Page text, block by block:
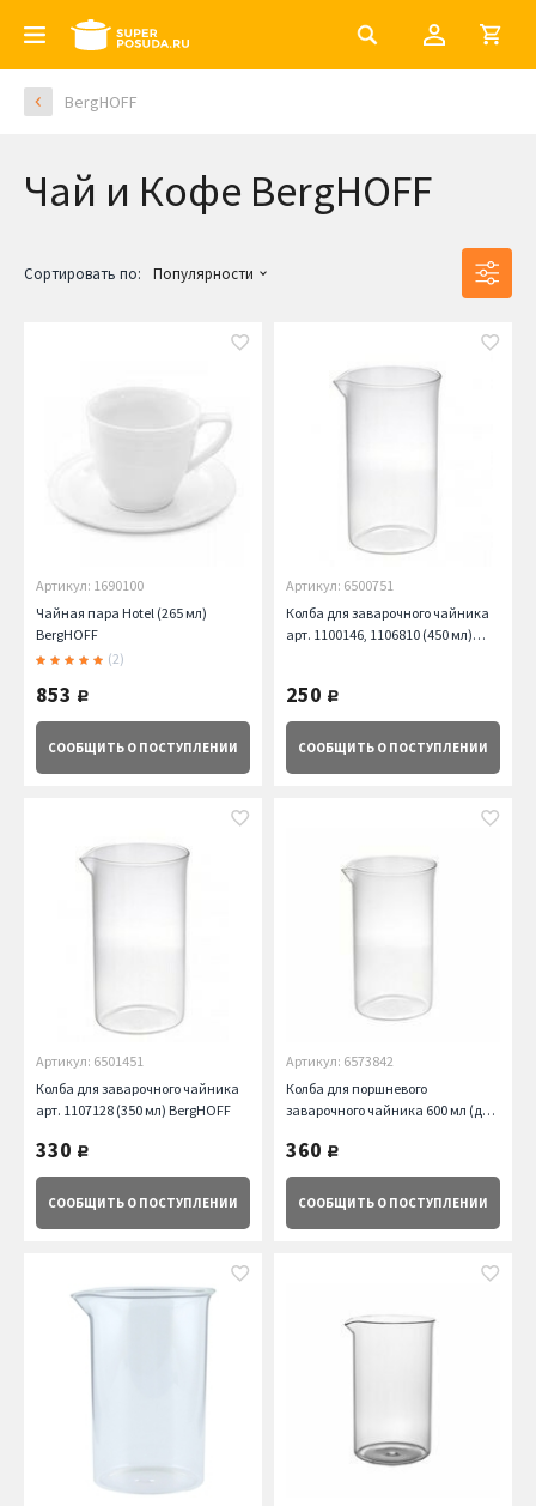
BergHOFF
Чай и Кофе BergHOFF
Сортировать по: Популярности
Артикул: 1690100
Чайная пара Hotel (265 мл)
BergHOFF
(2)
853 руб.
СООБЩИТЬ О ПОСТУПЛЕНИИ
Артикул: 6500751
Колба для заварочного чайника
арт. 1100146, 1106810 (450 мл)
250 руб.
СООБЩИТЬ О ПОСТУПЛЕНИИ
Артикул: 6501451
Колба для заварочного чайника
арт. 1107128 (350 мл) BergHOFF
330 руб.
СООБЩИТЬ О ПОСТУПЛЕНИИ
Артикул: 6573842
Колба для поршневого
заварочного чайника 600 мл (для
360 руб.
СООБЩИТЬ О ПОСТУПЛЕНИИ